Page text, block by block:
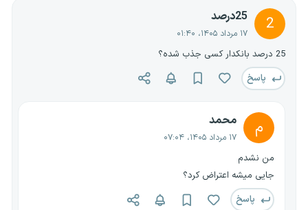
2 25درصد
۱۷ مرداد ۱۴۰۵، ۰۱:۴۰
25 درصد بانکدار کسی جذب شده؟
پاسخ
م محمد
۱۷ مرداد ۱۴۰۵، ۰۷:۰۴
من نشدم
جایی میشه اعتراض کرد؟
پاسخ